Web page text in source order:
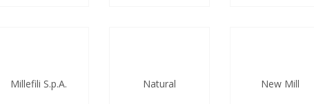
Millefili S.p.A. Natural New Mill